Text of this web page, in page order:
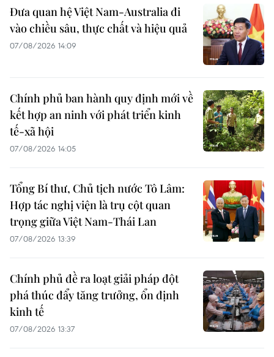
Đưa quan hệ Việt Nam-Australia đi
vào chiều sâu, thực chất và hiệu quả
07/08/2026 14:09
Chính phủ ban hành quy định mới về
kết hợp an ninh với phát triển kinh
tế-xã hội
07/08/2026 14:05
Tổng Bí thư, Chủ tịch nước Tô Lâm:
Hợp tác nghị viện là trụ cột quan
trọng giữa Việt Nam-Thái Lan
07/08/2026 13:39
Chính phủ đề ra loạt giải pháp đột
phá thúc đẩy tăng trưởng, ổn định
kinh tế
07/08/2026 13:37